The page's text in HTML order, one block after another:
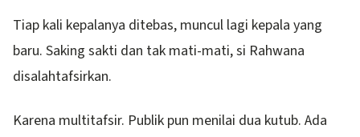
Tiap kali kepalanya ditebas, muncul lagi kepala yang
baru. Saking sakti dan tak mati-mati, si Rahwana
disalahtafsirkan.
Karena multitafsir. Publik pun menilai dua kutub. Ada